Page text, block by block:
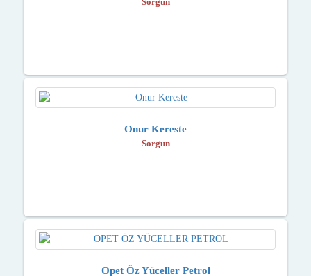
Onur Kereste
Sorgun
Opet Öz Yüceller Petrol